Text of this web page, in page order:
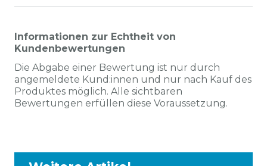
Informationen zur Echtheit von
Kundenbewertungen
Die Abgabe einer Bewertung ist nur durch
angemeldete Kund:innen und nur nach Kauf des
Produktes möglich. Alle sichtbaren
Bewertungen erfüllen diese Voraussetzung.